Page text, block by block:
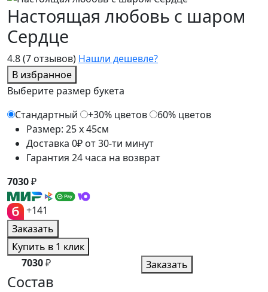
4.8(7 отзывов) Нашли дешевле?
В избранное
Настоящая любовь с шаром
Сердце
Выберите размер букета
Стандартный
+30% цветов
60% цветов
Размер: 25 x 45см
Доставка 0₽ от 30-ти минут
Гарантия 24 часа на возврат
7030₽
+141
Заказать
Купить в 1 клик
7030₽ Заказать
Состав